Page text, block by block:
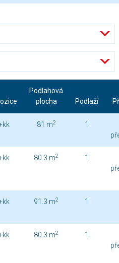
Podlahová
plocha
Podlaží
81 m2
1
80.3 m2
1
91.3 m2 1
80.3 m2
1